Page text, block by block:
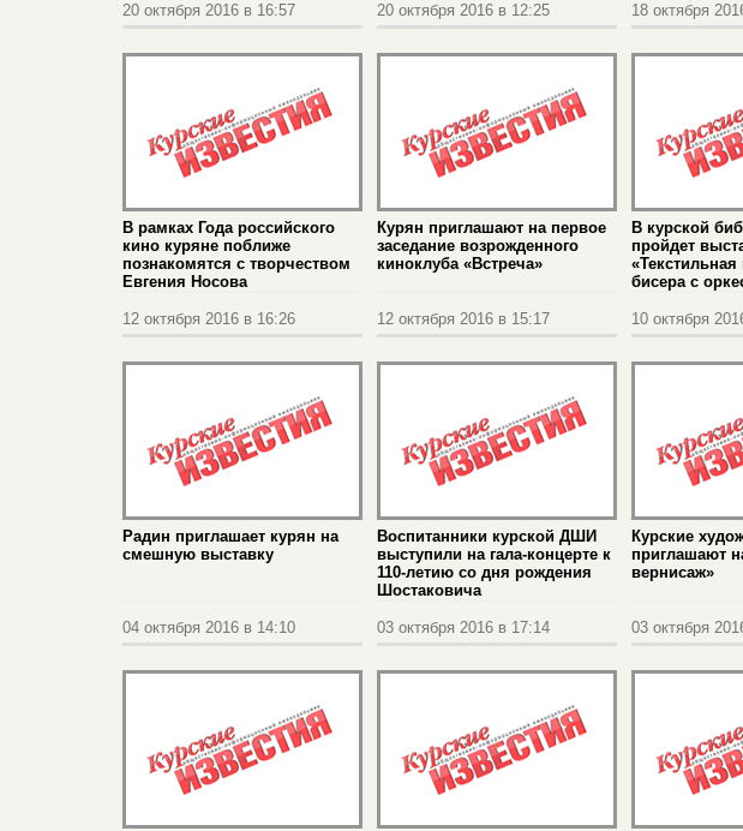
20 октября 2016 в 16:57 20 октября 2016 в 12:25 18 октября
В рамках Года российского
кино куряне поближе
познакомятся с творчеством
Евгения Носова
12 октября 2016 в 16:26
Курян приглашают на первое
заседание возрожденного
киноклуба «Встреча»
12 октября 2016 в 15:17
В курской
пройдет
бисера с
10 октября
Радин приглашает курян на
смешную выставку
04 октября 2016 в 14:10
Воспитанники курской ДШИ
выступили на гала-концерте к
110-летию со дня рождения
Шостаковича
03 октября 2016 в 17:14
Курские
приглашают
вернисаж»
03 октября